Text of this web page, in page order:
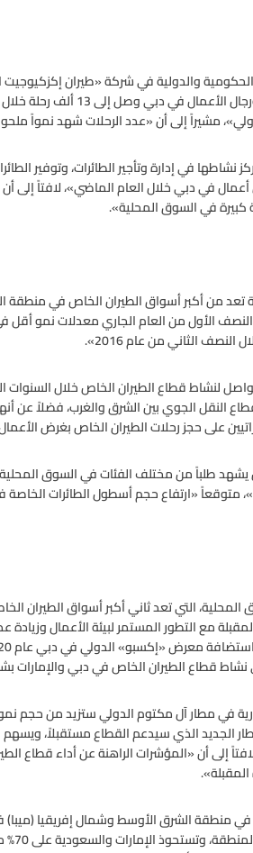
والدولية في شركة «طيران إكزكيوجيت
نشاطها في إدارة وتأجير الطائرات، وتوفير
أعمال في دبي خلال العام الماضي»، لافتاً
في السوق المحلية».
تعد من أكبر أسواق الطيران الخاص في
الأول من العام الجاري معدلات نمو أقل
الثاني من عام 2016».
لنشاط قطاع الطيران الخاص خلال السنوات
النقل الجوي بين الشرق والغرب، فضلاً عن
على حجز رحلات الطيران الخاص بغرض
طلباً من مختلف الفئات في السوق
متوقعاً «ارتفاع حجم أسطول الطائرات الخاصة
التي تعد ثاني أكبر أسواق الطيران
مع التطور المستمر لبيئة الأعمال وزيادة
قطاع الطيران الخاص في دبي والإمارات
في مطار آل مكتوم الدولي ستزيد من حجم
الجديد الذي سيدعم القطاع مستقبلاً،
إلى أن «المؤشرات الراهنة عن أداء قطاع
منطقة الشرق الأوسط وشمال إفريقيا
يصل